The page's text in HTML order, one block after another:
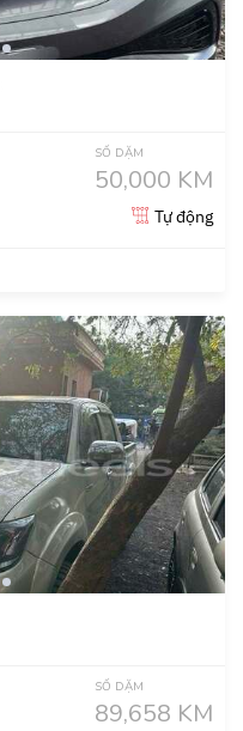
SỐ DẶM
50,000 KM
Tự động
SỐ DẶM
89,658 KM